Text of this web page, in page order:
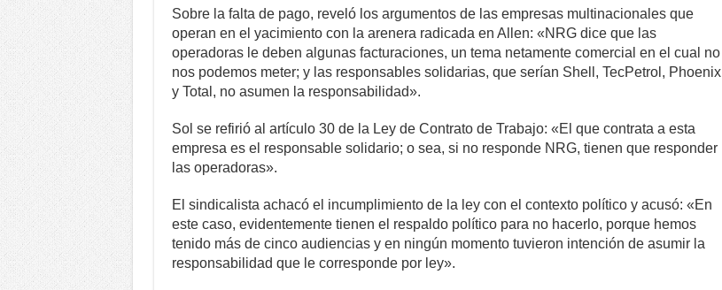
Sobre la falta de pago, reveló los argumentos de las empresas multinacionales que
operan en el yacimiento con la arenera radicada en Allen: «NRG dice que las
operadoras le deben algunas facturaciones, un tema netamente comercial en el cual no
nos podemos meter; y las responsables solidarias, que serían Shell, TecPetrol, Phoenix
y Total, no asumen la responsabilidad».
Sol se refirió al artículo 30 de la Ley de Contrato de Trabajo: «El que contrata a esta
empresa es el responsable solidario; o sea, si no responde NRG, tienen que responder
las operadoras».
El sindicalista achacó el incumplimiento de la ley con el contexto político y acusó: «En
este caso, evidentemente tienen el respaldo político para no hacerlo, porque hemos
tenido más de cinco audiencias y en ningún momento tuvieron intención de asumir la
responsabilidad que le corresponde por ley».